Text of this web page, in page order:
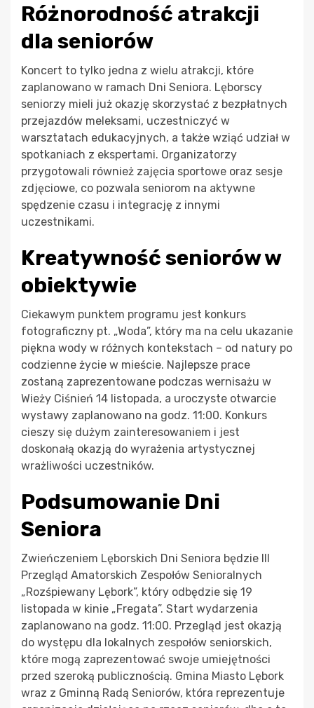
Różnorodność atrakcji
dla seniorów
Koncert to tylko jedna z wielu atrakcji, które
zaplanowano w ramach Dni Seniora. Lęborscy
seniorzy mieli już okazję skorzystać z bezpłatnych
przejazdów meleksami, uczestniczyć w
warsztatach edukacyjnych, a także wziąć udział w
spotkaniach z ekspertami. Organizatorzy
przygotowali również zajęcia sportowe oraz sesje
zdjęciowe, co pozwala seniorom na aktywne
spędzenie czasu i integrację z innymi
uczestnikami.
Kreatywność seniorów w
obiektywie
Ciekawym punktem programu jest konkurs
fotograficzny pt. „Woda”, który ma na celu ukazanie
piękna wody w różnych kontekstach – od natury po
codzienne życie w mieście. Najlepsze prace
zostaną zaprezentowane podczas wernisażu w
Wieży Ciśnień 14 listopada, a uroczyste otwarcie
wystawy zaplanowano na godz. 11:00. Konkurs
cieszy się dużym zainteresowaniem i jest
doskonałą okazją do wyrażenia artystycznej
wrażliwości uczestników.
Podsumowanie Dni
Seniora
Zwieńczeniem Lęborskich Dni Seniora będzie III
Przegląd Amatorskich Zespołów Senioralnych
„Rozśpiewany Lębork”, który odbędzie się 19
listopada w kinie „Fregata”. Start wydarzenia
zaplanowano na godz. 11:00. Przegląd jest okazją
do występu dla lokalnych zespołów seniorskich,
które mogą zaprezentować swoje umiejętności
przed szeroką publicznością. Gmina Miasto Lębork
wraz z Gminną Radą Seniorów, która reprezentuje